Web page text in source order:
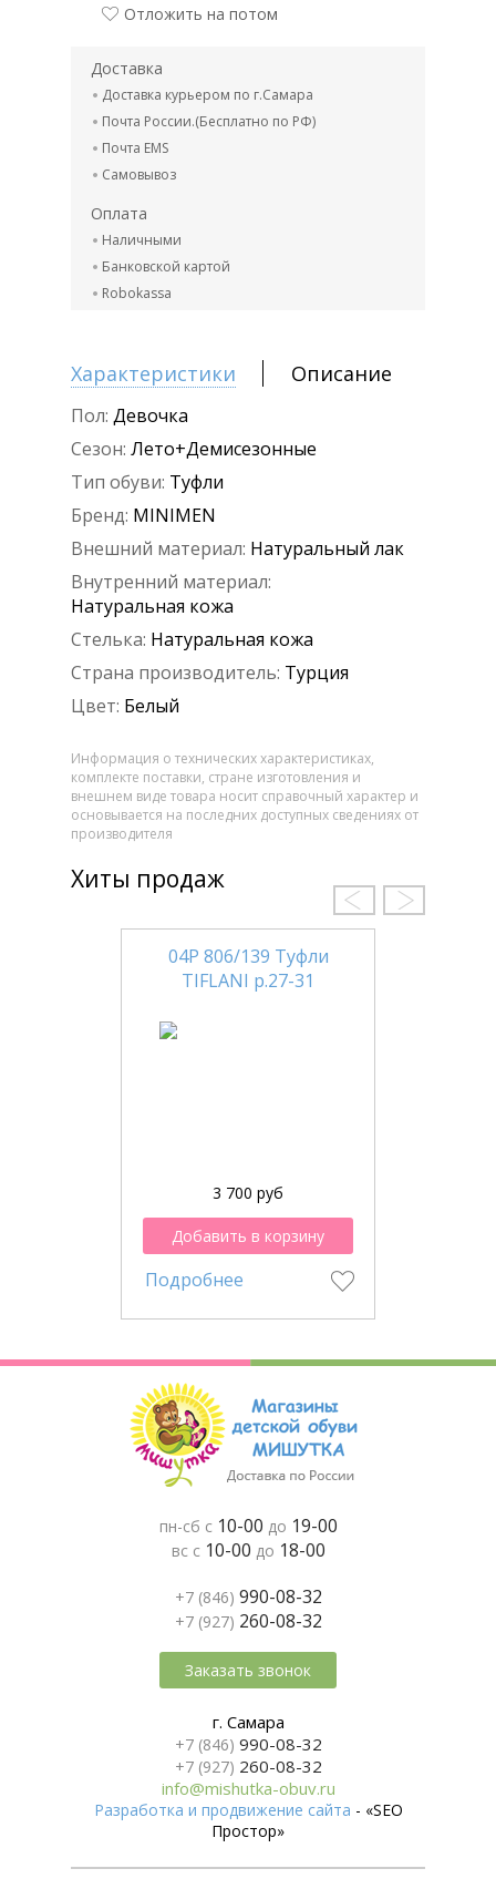
Отложить на потом
Доставка
Доставка курьером по г.Самара
Почта России.(Бесплатно по РФ)
Почта EMS
Самовывоз
Оплата
Наличными
Банковской картой
Robokassa
Характеристики Описание
Пол: Девочка
Сезон: Лето+Демисезонные
Тип обуви: Туфли
Бренд: MINIMEN
Внешний материал: Натуральный лак
Внутренний материал:
Натуральная кожа
Стелька: Натуральная кожа
Страна производитель: Турция
Цвет: Белый
Информация о технических характеристиках,
комплекте поставки, стране изготовления и
внешнем виде товара носит справочный характер и
основывается на последних доступных сведениях от
производителя
Хиты продаж
04Р 806/139 Туфли
TIFLANI р.27-31
3 700 руб
Добавить в корзину
Подробнее
пн-сб с 10-00 до 19-00
вс с 10-00 до 18-00
+7 (846) 990-08-32
+7 (927) 260-08-32
Заказать звонок
г. Самара
+7 (846) 990-08-32
+7 (927) 260-08-32
info@mishutka-obuv.ru
Разработка и продвижение сайта - «SEO
Простор»